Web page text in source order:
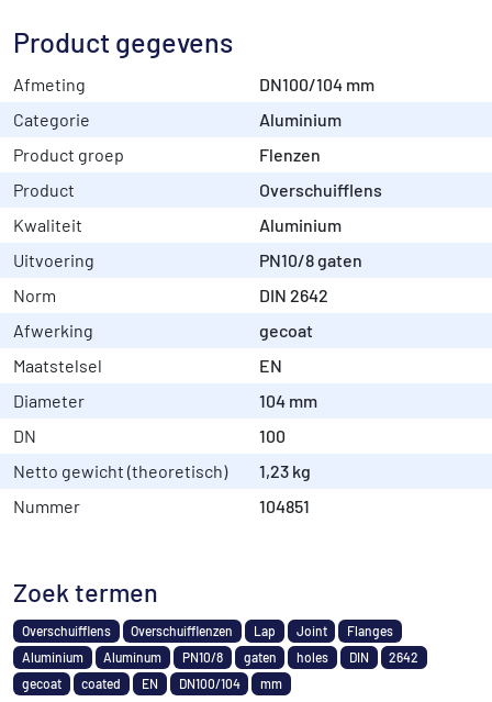
Product gegevens
Afmeting
DN100/104 mm
Categorie
Aluminium
Product groep
Flenzen
Product
Overschuifflens
Kwaliteit
Aluminium
Uitvoering
PN10/8 gaten
Norm
DIN 2642
Afwerking
gecoat
Maatstelsel
EN
Diameter
104 mm
DN
100
Netto gewicht (theoretisch)
1,23 kg
Nummer
104851
Zoek termen
Overschuifflens Overschuifflenzen Lap Joint
Flanges
Aluminium
Aluminum PN10/8 gaten holes DIN
2642
gecoat
coated EN DN100/104 mm